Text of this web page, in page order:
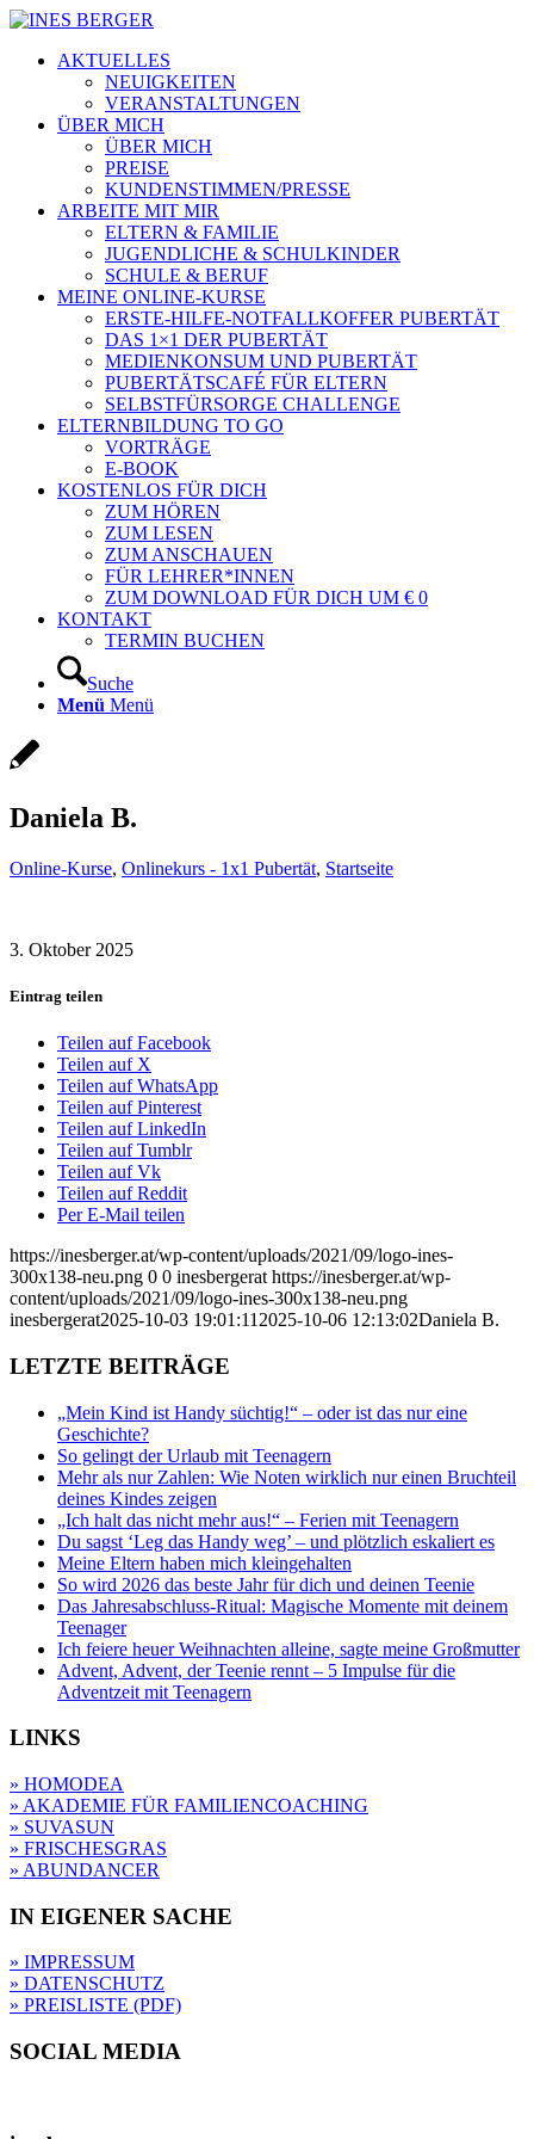
AKTUELLES
NEUIGKEITEN
VERANSTALTUNGEN
ÜBER MICH
ÜBER MICH
PREISE
KUNDENSTIMMEN/PRESSE
ARBEITE MIT MIR
ELTERN & FAMILIE
JUGENDLICHE & SCHULKINDER
SCHULE & BERUF
MEINE ONLINE-KURSE
ERSTE-HILFE-NOTFALLKOFFER PUBERTÄT
DAS 1×1 DER PUBERTÄT
MEDIENKONSUM UND PUBERTÄT
PUBERTÄTSCAFÉ FÜR ELTERN
SELBSTFÜRSORGE CHALLENGE
ELTERNBILDUNG TO GO
VORTRÄGE
E-BOOK
KOSTENLOS FÜR DICH
ZUM HÖREN
ZUM LESEN
ZUM ANSCHAUEN
FÜR LEHRER*INNEN
ZUM DOWNLOAD FÜR DICH UM € 0
KONTAKT
TERMIN BUCHEN
Suche
Menü Menü
Daniela B.
Online-Kurse, Onlinekurs - 1x1 Pubertät, Startseite
3. Oktober 2025
Eintrag teilen
Teilen auf Facebook
Teilen auf X
Teilen auf WhatsApp
Teilen auf Pinterest
Teilen auf LinkedIn
Teilen auf Tumblr
Teilen auf Vk
Teilen auf Reddit
Per E-Mail teilen
https://inesberger.at/wp-content/uploads/2021/09/logo-ines-
300x138-neu.png 0 0 inesbergerat https://inesberger.at/wp-
content/uploads/2021/09/logo-ines-300x138-neu.png
inesbergerat2025-10-03 19:01:11 2025-10-06 12:13:02Daniela B.
LETZTE BEITRÄGE
„Mein Kind ist Handy süchtig!“ – oder ist das nur eine
Geschichte?
So gelingt der Urlaub mit Teenagern
Mehr als nur Zahlen: Wie Noten wirklich nur einen Bruchteil
deines Kindes zeigen
„Ich halt das nicht mehr aus!“ – Ferien mit Teenagern
Du sagst ‘Leg das Handy weg’ – und plötzlich eskaliert es
Meine Eltern haben mich kleingehalten
So wird 2026 das beste Jahr für dich und deinen Teenie
Das Jahresabschluss-Ritual: Magische Momente mit deinem
Teenager
Ich feiere heuer Weihnachten alleine, sagte meine Großmutter
Advent, Advent, der Teenie rennt – 5 Impulse für die
Adventzeit mit Teenagern
LINKS
» HOMODEA
» AKADEMIE FÜR FAMILIENCOACHING
» SUVASUN
» FRISCHESGRAS
» ABUNDANCER
IN EIGENER SACHE
» IMPRESSUM
» DATENSCHUTZ
» PREISLISTE (PDF)
SOCIAL MEDIA